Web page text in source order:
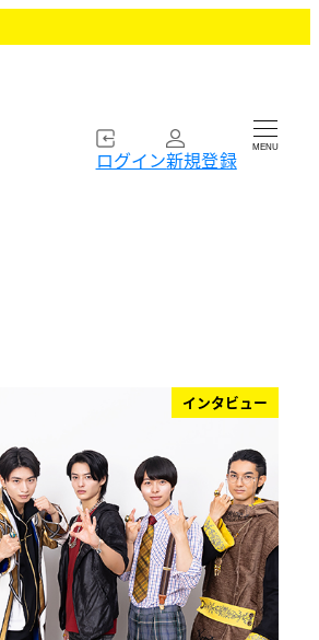
ログイン新規登録 MENU
インタビュー